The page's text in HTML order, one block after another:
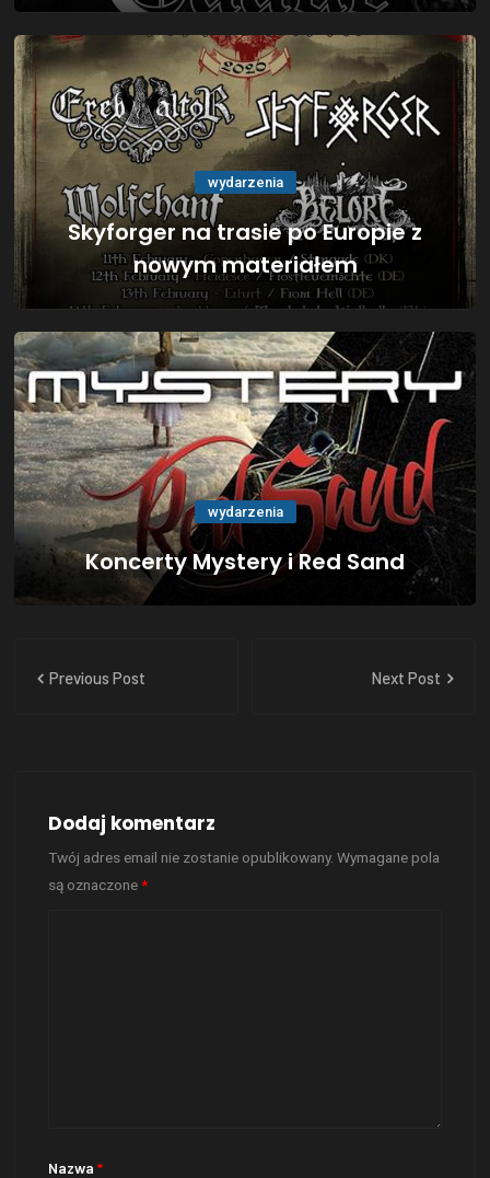
wydarzenia
Skyforger na trasie po Europie z
nowym materiałem
wydarzenia
Koncerty Mystery i Red Sand
Previous Post Next Post
Dodaj komentarz
Twój adres email nie zostanie opublikowany. Wymagane pola
są oznaczone*
Nazwa*